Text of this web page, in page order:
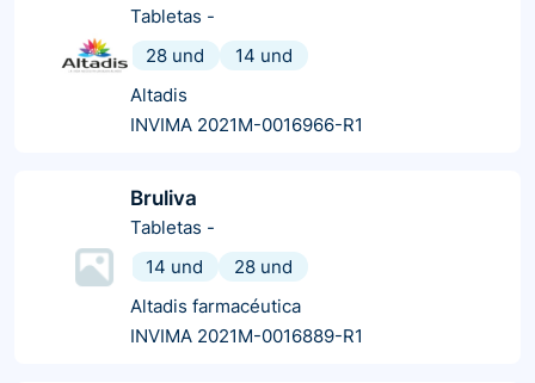
Tabletas -
28 und
14 und
Altadis
INVIMA 2021M-0016966-R1
Bruliva
Tabletas -
14 und
28 und
Altadis farmacéutica
INVIMA 2021M-0016889-R1